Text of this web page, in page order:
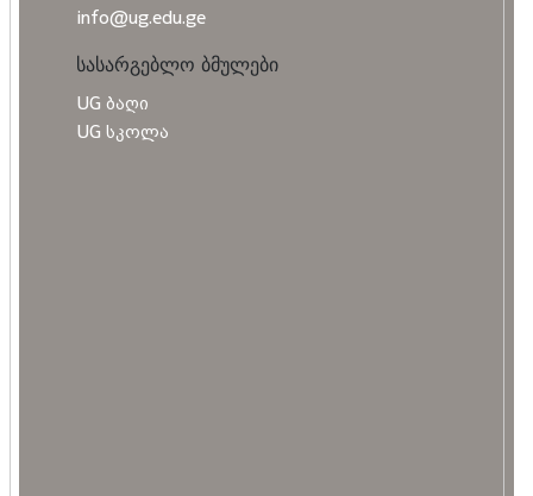
info@ug.edu.ge
სასარგებლო ბმულები
UG ბაღი
UG სკოლა